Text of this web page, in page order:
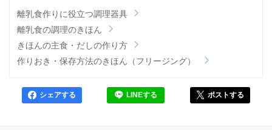
離乳食作りに役立つ調理器具
離乳食の調理のきほん
きほんの主食・だしの作り方
作りおき・保存方法のきほん（フリージング）
シェアする LINEする ポストする